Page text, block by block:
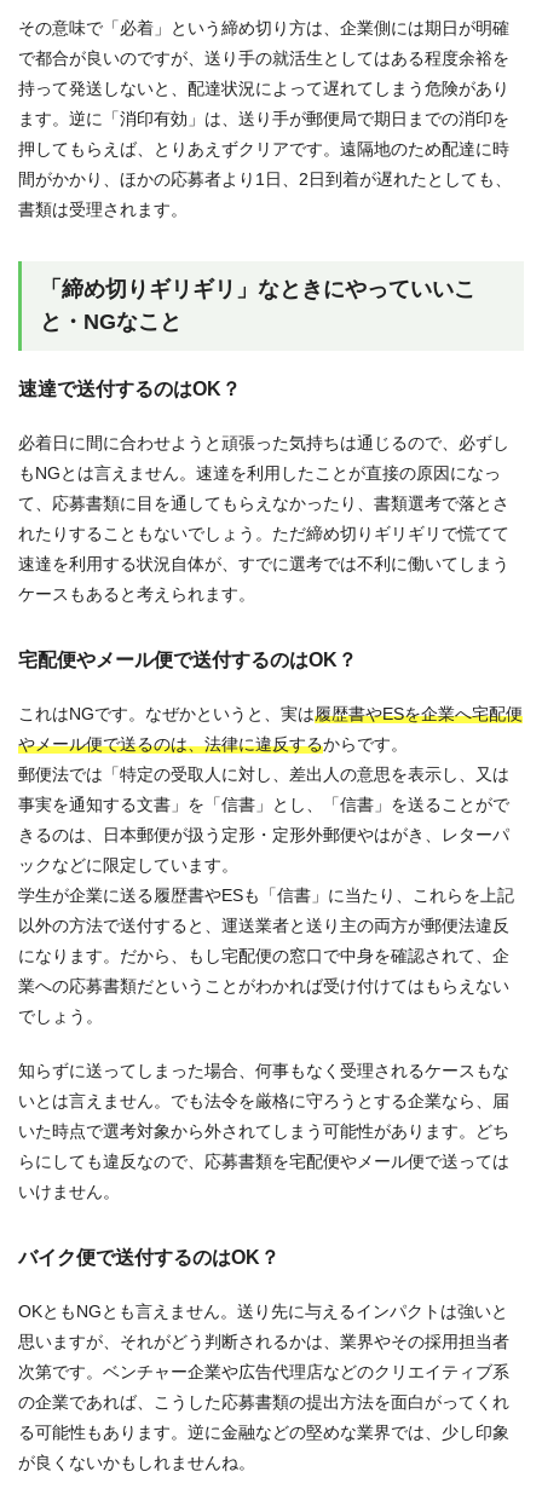
その意味で「必着」という締め切り方は、企業側には期日が明確
で都合が良いのですが、送り手の就活生としてはある程度余裕を
持って発送しないと、配達状況によって遅れてしまう危険があり
ます。逆に「消印有効」は、送り手が郵便局で期日までの消印を
押してもらえば、とりあえずクリアです。遠隔地のため配達に時
間がかかり、ほかの応募者より1日、2日到着が遅れたとしても、
書類は受理されます。
「締め切りギリギリ」なときにやっていいこ
と・NGなこと
速達で送付するのはOK？
必着日に間に合わせようと頑張った気持ちは通じるので、必ずし
もNGとは言えません。速達を利用したことが直接の原因になっ
て、応募書類に目を通してもらえなかったり、書類選考で落とさ
れたりすることもないでしょう。ただ締め切りギリギリで慌てて
速達を利用する状況自体が、すでに選考では不利に働いてしまう
ケースもあると考えられます。
宅配便やメール便で送付するのはOK？
これはNGです。なぜかというと、実は履歴書やESを企業へ宅配便
やメール便で送るのは、法律に違反するからです。
郵便法では「特定の受取人に対し、差出人の意思を表示し、又は
事実を通知する文書」を「信書」とし、「信書」を送ることがで
きるのは、日本郵便が扱う定形・定形外郵便やはがき、レターパ
ックなどに限定しています。
学生が企業に送る履歴書やESも「信書」に当たり、これらを上記
以外の方法で送付すると、運送業者と送り主の両方が郵便法違反
になります。だから、もし宅配便の窓口で中身を確認されて、企
業への応募書類だということがわかれば受け付けてはもらえない
でしょう。
知らずに送ってしまった場合、何事もなく受理されるケースもな
いとは言えません。でも法令を厳格に守ろうとする企業なら、届
いた時点で選考対象から外されてしまう可能性があります。どち
らにしても違反なので、応募書類を宅配便やメール便で送っては
いけません。
バイク便で送付するのはOK？
OKともNGとも言えません。送り先に与えるインパクトは強いと
思いますが、それがどう判断されるかは、業界やその採用担当者
次第です。ベンチャー企業や広告代理店などのクリエイティブ系
の企業であれば、こうした応募書類の提出方法を面白がってくれ
る可能性もあります。逆に金融などの堅めな業界では、少し印象
が良くないかもしれませんね。